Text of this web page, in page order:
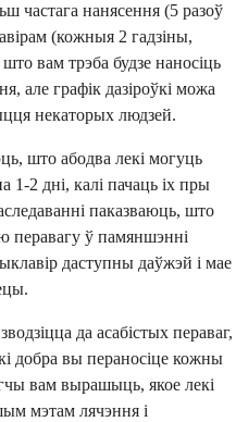
частага нанясення (5 разоў
(кожныя 2 гадзіны,
вам трэба будзе наносіць
але графік дазіроўкі можа
некаторых людзей.
што абодва лекі могуць
1-2 дні, калі пачаць іх пры
паказваюць, што
перавагу ў памяншэнні
даступны даўжэй і мае
да асабістых пераваг,
добра вы пераносіце кожны
вам вырашыць, якое лекі
мэтам лячэння і